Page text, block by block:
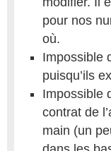
pour nos
où.
Impossible
puisqu’ils
Impossible
contrat de
main (un